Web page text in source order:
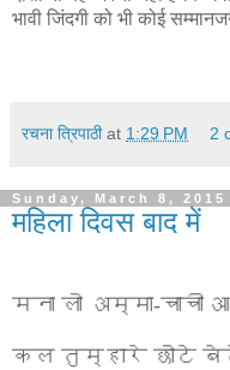
भावी जिंदगी को भी कोई
रचना त्रिपाठी at 1:29 PM 2
Sunday, March 8, 2015
महिला दिवस बाद में
मना लो अम्मा-चाची
कल तुम्हारे छोटे बेटे